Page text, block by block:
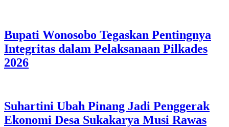
Bupati Wonosobo Tegaskan Pentingnya
Integritas dalam Pelaksanaan Pilkades
2026
Suhartini Ubah Pinang Jadi Penggerak
Ekonomi Desa Sukakarya Musi Rawas